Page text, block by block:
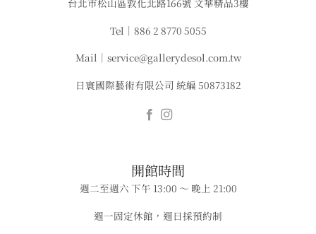
Tel｜886 2 8770 5055
Mail｜service@gallerydesol.com.tw
日寰國際藝術有限公司 統編 50873182
​​開館時間
週二至週六 下午 13:00 ～ 晚上 21:00
週一固定休館，週日採預約制